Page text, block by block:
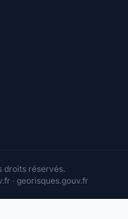
droits réservés.
· georisques.gouv.fr